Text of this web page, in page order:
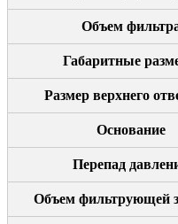
Объем
Габаритные
Размер верхнего
Основание
Перепад
Объем фильтрующей